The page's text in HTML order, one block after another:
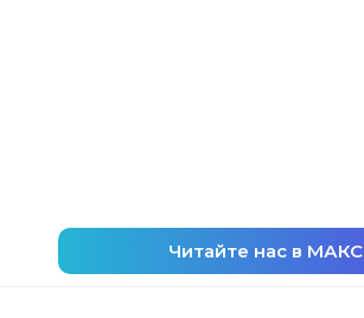
Читайте нас в МАКС